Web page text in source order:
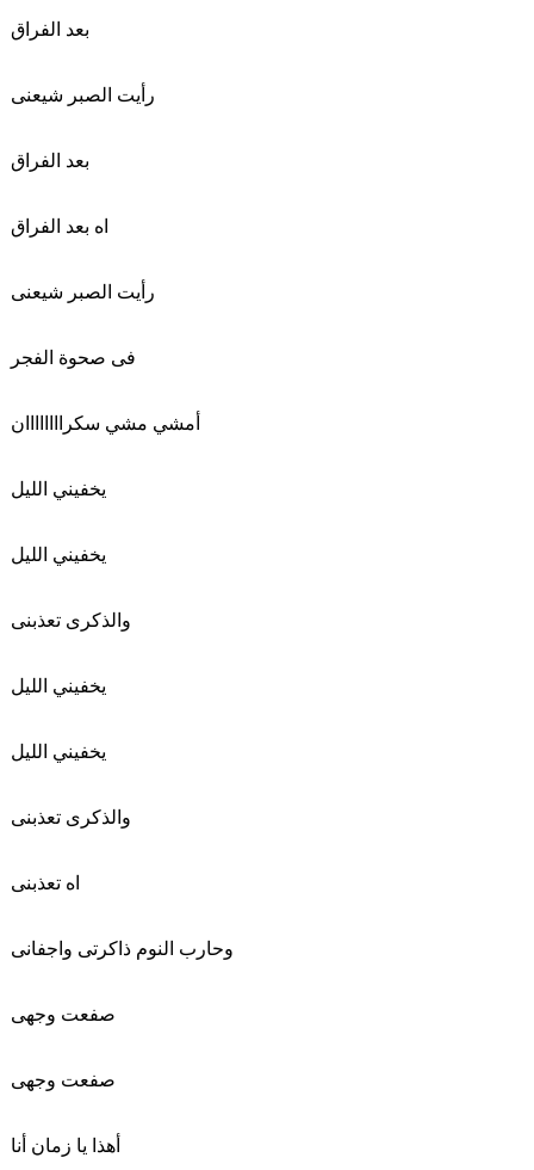
بعد الفراق
رأيت الصبر شيعنى
بعد الفراق
اه بعد الفراق
رأيت الصبر شيعنى
فى صحوة الفجر
أمشي مشي سكراااااااان
يخفيني الليل
يخفيني الليل
والذكرى تعذبنى
يخفيني الليل
يخفيني الليل
والذكرى تعذبنى
اه تعذبنى
وحارب النوم ذاكرتى واجفانى
صفعت وجهى
صفعت وجهى
أهذا يا زمان أنا